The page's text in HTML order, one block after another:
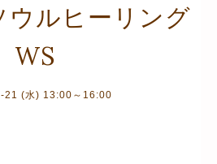
ウルヒーリング
WS
21 (水) 13:00～16:00